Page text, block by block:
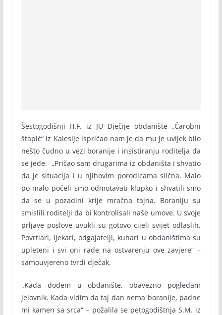
Šestogodišnji H.F. iz JU Dječije obdanište „Čarobni
štapić“ iz Kalesije ispričao nam je da mu je uvijek bilo
nešto čudno u vezi boranije i insistiranju roditelja da
se jede. „Pričao sam drugarima iz obdaništa i shvatio
da je situacija i u njihovim porodicama slična. Malo
po malo počeli smo odmotavati klupko i shvatili smo
da se u pozadini krije mračna tajna. Boraniju su
smislili roditelji da bi kontrolisali naše umove. U svoje
prljave poslove uvukli su gotovo cijeli svijet odlaslih.
Povrtlari, ljekari, odgajatelji, kuhari u obdaništima su
upleteni i svi oni rade na ostvarenju ove zavjere“ –
samouvjereno tvrdi dječak.
„Kada dođem u obdanište, obavezno pogledam
jelovnik. Kada vidim da taj dan nema boranije, padne
mi kamen sa srca“ – požalila se petogodištnja S.M. iz